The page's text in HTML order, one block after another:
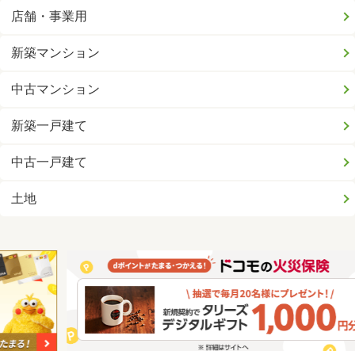
店舗・事業用
新築マンション
中古マンション
新築一戸建て
中古一戸建て
土地